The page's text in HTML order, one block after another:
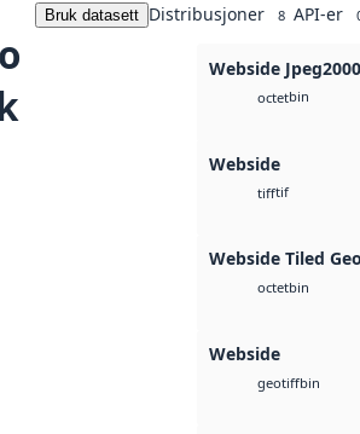
Bruk datasett Distribusjoner 8 API-er
Webside Jpeg2000
octetbin
Webside
tifftif
Webside Tiled
octetbin
Webside
geotiffbin